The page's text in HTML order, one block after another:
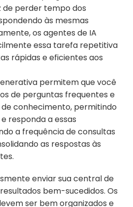
de perder tempo dos
às mesmas
os agentes de IA
essa tarefa repetitiva
rápidas e eficientes aos
permitem que você
de perguntas frequentes e
conhecimento, permitindo
responda a essas
a frequência de consultas
as respostas às
enviar sua central de
bem-sucedidos. Os
ser bem organizados e